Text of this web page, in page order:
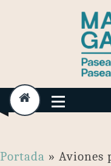
Portada » Aviones